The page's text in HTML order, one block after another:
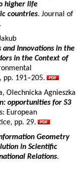
higher life
countries. Journal of
and Innovations in the
in the Context of
pp. 191–205.
Olechnicka Agnieszka
opportunities for S3
European
pp. 29.
Geometry
in Scientific
Relations.